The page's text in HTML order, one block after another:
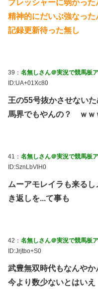
プレッシャーに弱かっ
精神的にだいぶ強なった
記録更新待った無し
39： 名無しさん＠実況で競馬板
ID:UA+01Xc80
王の55号抜かさせない
馬界でもやんの？ ｗｗ
41： 名無しさん＠実況で競馬板
ID:SznLbVlH0
ムーアモレイラも来る
き返しを...て事も
42： 名無しさん＠実況で競馬板
ID:Jrjtbo+S0
武豊無双時代もなんや
今より数少ないとはいえ